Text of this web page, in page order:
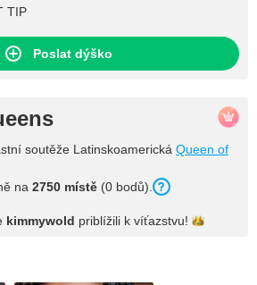
TIP
Poslat dýško
soutěže Latinskoamerická Queen of
na 2750 místě (0 bodů).
kimmywold priblížili k víťazstvu!